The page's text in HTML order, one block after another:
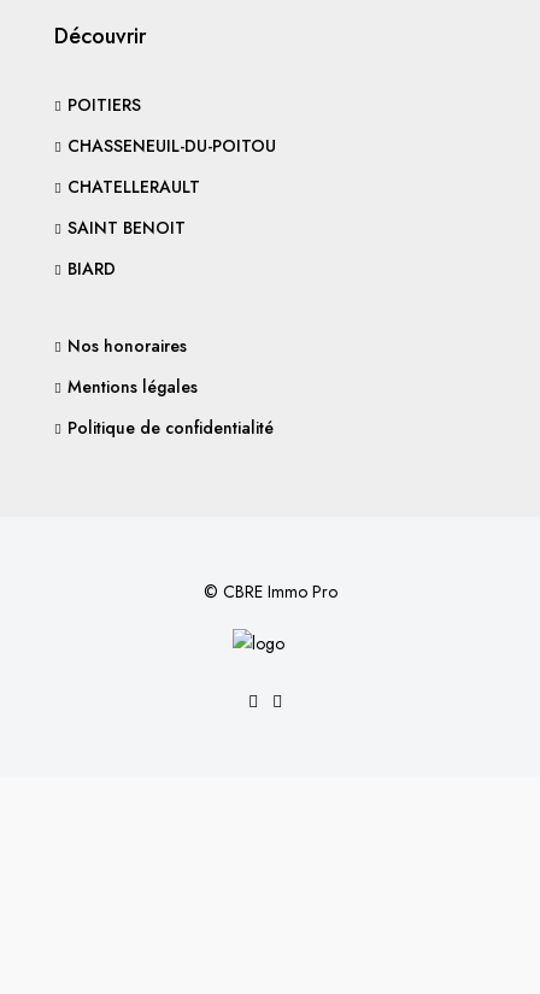
Découvrir
POITIERS
CHASSENEUIL-DU-POITOU
CHATELLERAULT
SAINT BENOIT
BIARD
Nos honoraires
Mentions légales
Politique de confidentialité
© CBRE Immo Pro